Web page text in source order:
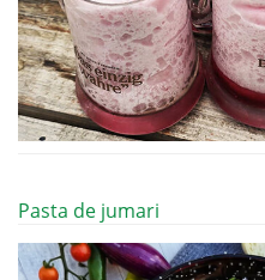
Pasta de jumari